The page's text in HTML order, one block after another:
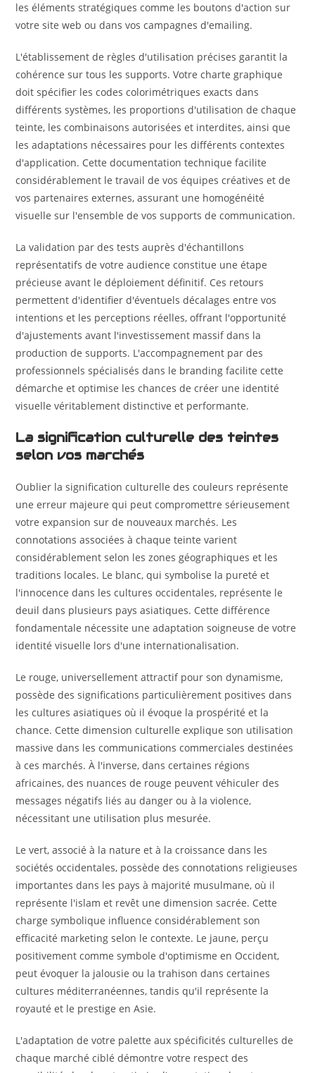
les éléments stratégiques comme les boutons d'action sur
votre site web ou dans vos campagnes d'emailing.
L'établissement de règles d'utilisation précises garantit la
cohérence sur tous les supports. Votre charte graphique
doit spécifier les codes colorimétriques exacts dans
différents systèmes, les proportions d'utilisation de chaque
teinte, les combinaisons autorisées et interdites, ainsi que
les adaptations nécessaires pour les différents contextes
d'application. Cette documentation technique facilite
considérablement le travail de vos équipes créatives et de
vos partenaires externes, assurant une homogénéité
visuelle sur l'ensemble de vos supports de communication.
La validation par des tests auprès d'échantillons
représentatifs de votre audience constitue une étape
précieuse avant le déploiement définitif. Ces retours
permettent d'identifier d'éventuels décalages entre vos
intentions et les perceptions réelles, offrant l'opportunité
d'ajustements avant l'investissement massif dans la
production de supports. L'accompagnement par des
professionnels spécialisés dans le branding facilite cette
démarche et optimise les chances de créer une identité
visuelle véritablement distinctive et performante.
La signification culturelle des teintes
selon vos marchés
Oublier la signification culturelle des couleurs représente
une erreur majeure qui peut compromettre sérieusement
votre expansion sur de nouveaux marchés. Les
connotations associées à chaque teinte varient
considérablement selon les zones géographiques et les
traditions locales. Le blanc, qui symbolise la pureté et
l'innocence dans les cultures occidentales, représente le
deuil dans plusieurs pays asiatiques. Cette différence
fondamentale nécessite une adaptation soigneuse de votre
identité visuelle lors d'une internationalisation.
Le rouge, universellement attractif pour son dynamisme,
possède des significations particulièrement positives dans
les cultures asiatiques où il évoque la prospérité et la
chance. Cette dimension culturelle explique son utilisation
massive dans les communications commerciales destinées
à ces marchés. À l'inverse, dans certaines régions
africaines, des nuances de rouge peuvent véhiculer des
messages négatifs liés au danger ou à la violence,
nécessitant une utilisation plus mesurée.
Le vert, associé à la nature et à la croissance dans les
sociétés occidentales, possède des connotations religieuses
importantes dans les pays à majorité musulmane, où il
représente l'islam et revêt une dimension sacrée. Cette
charge symbolique influence considérablement son
efficacité marketing selon le contexte. Le jaune, perçu
positivement comme symbole d'optimisme en Occident,
peut évoquer la jalousie ou la trahison dans certaines
cultures méditerranéennes, tandis qu'il représente la
royauté et le prestige en Asie.
L'adaptation de votre palette aux spécificités culturelles de
chaque marché ciblé démontre votre respect des